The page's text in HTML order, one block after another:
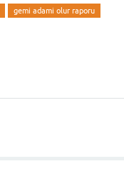
gemi adami olur raporu